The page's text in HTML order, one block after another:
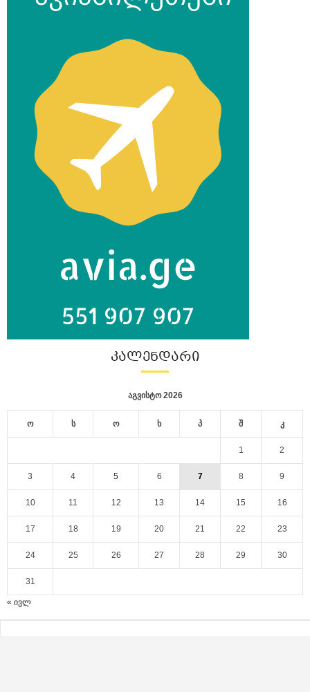
ᲙᲐᲚᲔᲜᲓᲐᲠᲘ
აგვისტო 2026
ო ს ო ხ პ შ კ
1 2
3 4 5 6 7 8 9
10 11 12 13 14 15 16
17 18 19 20 21 22 23
24 25 26 27 28 29 30
31
« ივლ